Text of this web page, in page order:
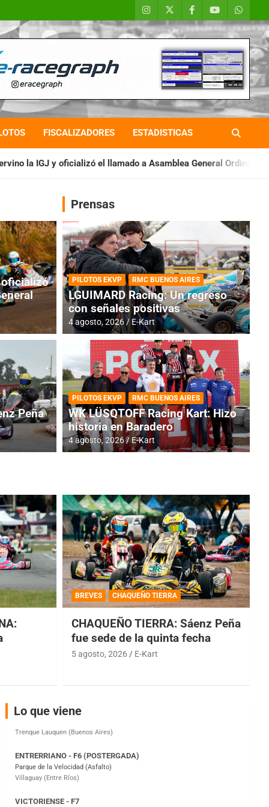
FISCALIZADORES ESTADISTICAS
a Asamblea General Ordinaria IAME SERIES
RMC BUENOS AIRES
Cerró una jornada
oficializó
Peña
Prensas
PILOTOS EKVP RMC BUENOS AIRES
LGUIMARD Racing: Un regreso
con señales positivas
4 agosto, 2026 E-Kart
PILOTOS EKVP RMC BUENOS AIRES
WK LÜSQTOFF Racing Kart: Hizo
historia en Baradero
4 agosto, 2026 E-Kart
BREVES CHAQUEÑO TIERRA
CHAQUEÑO TIERRA: Sáenz Peña
fue sede de la quinta fecha
5 agosto, 2026 E-Kart
Lo que viene
COBERTURA ESPECIAL DE E-KART.COM.AR
IAME SERIES ARGENTINA 6
Baradero (Buenos Aires)
Parque de la Velocidad (Asfalto)
Villaguay (Entre Ríos)
El Cerro (Tierra)
Victoria (Entre Ríos)
Moto Club Reginense (Tierra)